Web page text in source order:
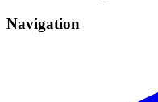
Navigation